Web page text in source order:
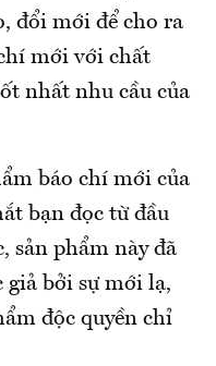
đổi mới để cho ra
mới với chất
nhất nhu cầu của
báo chí mới của
bạn đọc từ đầu
sản phẩm này đã
giả bởi sự mới lạ,
độc quyền chỉ